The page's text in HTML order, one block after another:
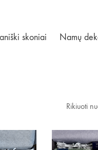
skoniai Namų
Rikiuoti